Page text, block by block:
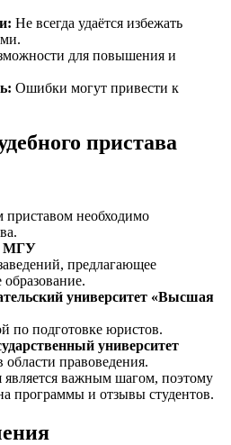
: Не всегда удаётся избежать
для повышения и
: Ошибки могут привести к
пристава
приставом необходимо
МГУ
предлагающее
университет «Высшая
по подготовке юристов.
университет
правоведения.
является важным шагом, поэтому
программы и отзывы студентов.